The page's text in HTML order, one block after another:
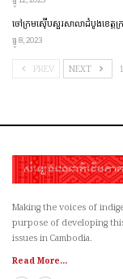
ចៅក្រមស៊ើបសួរសាលាដំបូងខេត្ត
ធ្នូ 8, 2023
PREV NEXT
Making the voices of
purpose of developing
issues in Cambodia.
Read More...